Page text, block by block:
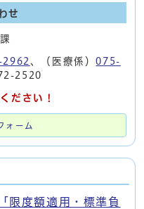
せ
、（医療係）075-
2520
ださい！
ォーム
限度額適用・標準負